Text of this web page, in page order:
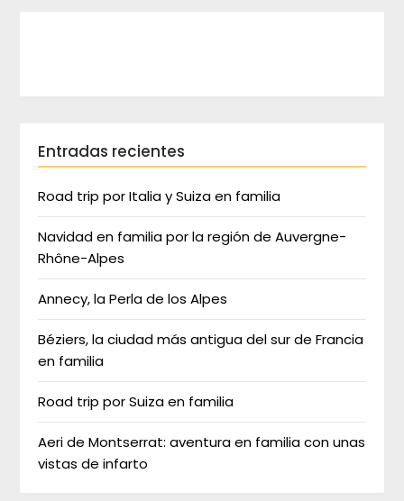
Entradas recientes
Road trip por Italia y Suiza en familia
Navidad en familia por la región de Auvergne-
Rhône-Alpes
Annecy, la Perla de los Alpes
Béziers, la ciudad más antigua del sur de Francia
en familia
Road trip por Suiza en familia
Aeri de Montserrat: aventura en familia con unas
vistas de infarto